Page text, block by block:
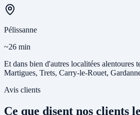
Pélissanne
~26 min
Et dans bien d'autres localitées alentoures
Martigues, Trets, Carry-le-Rouet,
Avis clients
Ce que disent nos clients